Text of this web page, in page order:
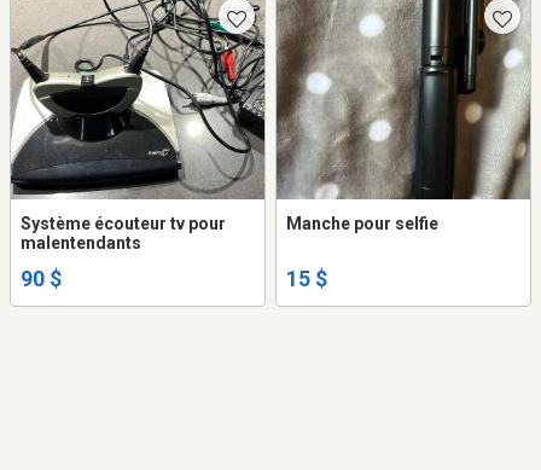
Système écouteur tv pour
malentendants
90 $
Manche pour selfie
15 $